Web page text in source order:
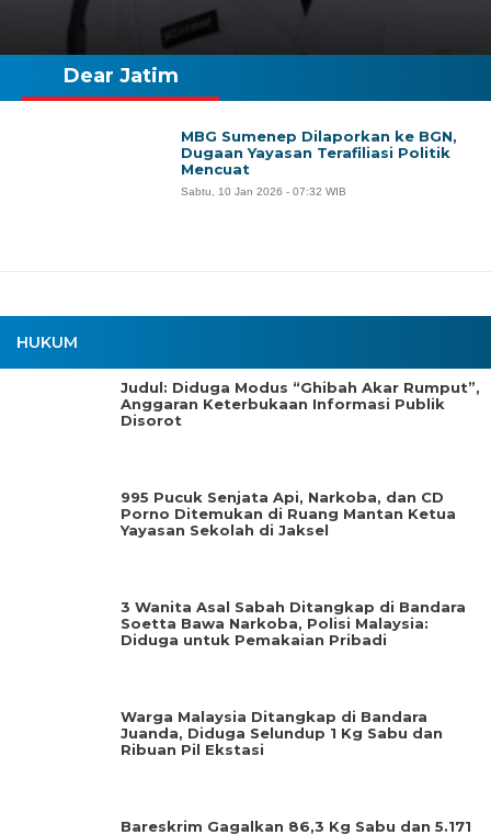
HUKUM
Judul: Diduga Modus “Ghibah Akar Rumput”,
Anggaran Keterbukaan Informasi Publik
Disorot
995 Pucuk Senjata Api, Narkoba, dan CD
Porno Ditemukan di Ruang Mantan Ketua
Yayasan Sekolah di Jaksel
3 Wanita Asal Sabah Ditangkap di Bandara
Soetta Bawa Narkoba, Polisi Malaysia:
Diduga untuk Pemakaian Pribadi
Warga Malaysia Ditangkap di Bandara
Juanda, Diduga Selundup 1 Kg Sabu dan
Ribuan Pil Ekstasi
Bareskrim Gagalkan 86,3 Kg Sabu dan 5.171
Dear Jatim
MBG Sumenep Dilaporkan ke BGN,
Dugaan Yayasan Terafiliasi Politik
Mencuat
Sabtu, 10 Jan 2026 - 07:32 WIB